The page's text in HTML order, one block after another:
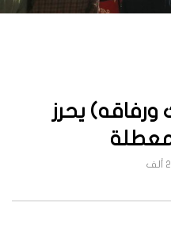
يحرز
معطلة
2 ألف